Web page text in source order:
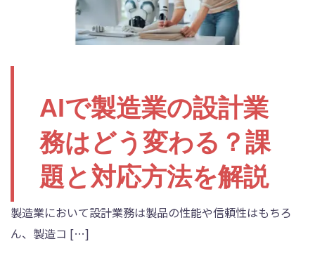
AIで製造業の設計業
務はどう変わる？課
題と対応方法を解説
製造業において設計業務は製品の性能や信頼性はもちろ
ん、製造コ […]